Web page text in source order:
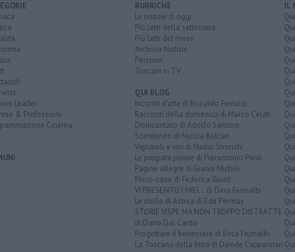
Leader
& Professioni
Cinema
RUBRICHE
Le notizie di oggi
Più Letti della settimana
Più Letti del mese
Archivio Notizie
Persone
Toscani in TV
QUI BLOG
Incontri d'arte di Riccardo Ferrucci
Racconti della domenica di Marco Celati
Disincantato di Adolfo Santoro
Sorridendo di Nicola Belcari
Vignaioli e vini di Nadio Stronchi
Le pregiate penne di Pierantonio Pardi
Pagine allegre di Gianni Micheli
Psico-cose di Federica Giusti
VI PRESENTO I MIEI... di Dino Fiumalbi
Le stelle di Astrea di Edit Permay
STORIE VISPE MA NON TROPPO DISTRATTE
di Dario Dal Canto
Progettare il benessere di Erica Fiumalbi
La Toscana della birra di Davide Cappannari
IL